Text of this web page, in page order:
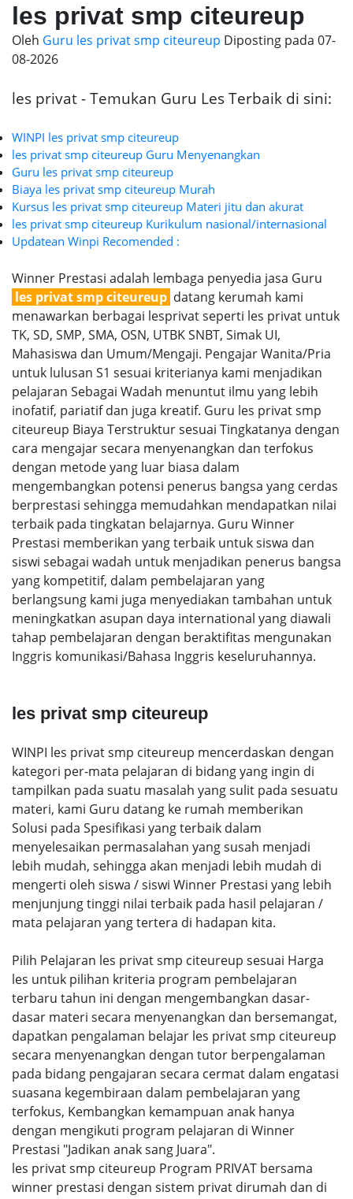
les privat smp citeureup
Oleh Guru les privat smp citeureup Diposting pada 07-
08-2026
les privat - Temukan Guru Les Terbaik di sini:
WINPI les privat smp citeureup
les privat smp citeureup Guru Menyenangkan
Guru les privat smp citeureup
Biaya les privat smp citeureup Murah
Kursus les privat smp citeureup Materi jitu dan akurat
les privat smp citeureup Kurikulum nasional/internasional
Updatean Winpi Recomended :
Winner Prestasi adalah lembaga penyedia jasa Guru
les privat smp citeureup datang kerumah kami
menawarkan berbagai lesprivat seperti les privat untuk
TK, SD, SMP, SMA, OSN, UTBK SNBT, Simak UI,
Mahasiswa dan Umum/Mengaji. Pengajar Wanita/Pria
untuk lulusan S1 sesuai kriterianya kami menjadikan
pelajaran Sebagai Wadah menuntut ilmu yang lebih
inofatif, pariatif dan juga kreatif. Guru les privat smp
citeureup Biaya Terstruktur sesuai Tingkatanya dengan
cara mengajar secara menyenangkan dan terfokus
dengan metode yang luar biasa dalam
mengembangkan potensi penerus bangsa yang cerdas
berprestasi sehingga memudahkan mendapatkan nilai
terbaik pada tingkatan belajarnya. Guru Winner
Prestasi memberikan yang terbaik untuk siswa dan
siswi sebagai wadah untuk menjadikan penerus bangsa
yang kompetitif, dalam pembelajaran yang
berlangsung kami juga menyediakan tambahan untuk
meningkatkan asupan daya international yang diawali
tahap pembelajaran dengan beraktifitas mengunakan
Inggris komunikasi/Bahasa Inggris keseluruhannya.
les privat smp citeureup
WINPI les privat smp citeureup mencerdaskan dengan
kategori per-mata pelajaran di bidang yang ingin di
tampilkan pada suatu masalah yang sulit pada sesuatu
materi, kami Guru datang ke rumah memberikan
Solusi pada Spesifikasi yang terbaik dalam
menyelesaikan permasalahan yang susah menjadi
lebih mudah, sehingga akan menjadi lebih mudah di
mengerti oleh siswa / siswi Winner Prestasi yang lebih
menjunjung tinggi nilai terbaik pada hasil pelajaran /
mata pelajaran yang tertera di hadapan kita.
Pilih Pelajaran les privat smp citeureup sesuai Harga
les untuk pilihan kriteria program pembelajaran
terbaru tahun ini dengan mengembangkan dasar-
dasar materi secara menyenangkan dan bersemangat,
dapatkan pengalaman belajar les privat smp citeureup
secara menyenangkan dengan tutor berpengalaman
pada bidang pengajaran secara cermat dalam engatasi
suasana kegembiraan dalam pembelajaran yang
terfokus, Kembangkan kemampuan anak hanya
dengan mengikuti program pelajaran di Winner
Prestasi "Jadikan anak sang Juara".
les privat smp citeureup Program PRIVAT bersama
winner prestasi dengan sistem privat dirumah dan di